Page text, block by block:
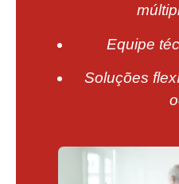
Equipe
Soluções